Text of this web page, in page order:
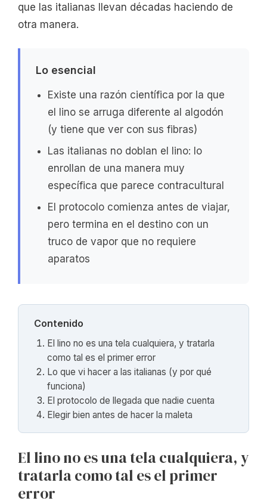
que las italianas llevan décadas haciendo de
otra manera.
Lo esencial
Existe una razón científica por la que
el lino se arruga diferente al algodón
(y tiene que ver con sus fibras)
Las italianas no doblan el lino: lo
enrollan de una manera muy
específica que parece contracultural
El protocolo comienza antes de viajar,
pero termina en el destino con un
truco de vapor que no requiere
aparatos
Contenido
El lino no es una tela cualquiera, y tratarla
como tal es el primer error
Lo que vi hacer a las italianas (y por qué
funciona)
El protocolo de llegada que nadie cuenta
Elegir bien antes de hacer la maleta
El lino no es una tela cualquiera, y
tratarla como tal es el primer
error